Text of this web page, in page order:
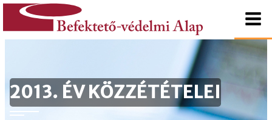
tartalomhoz
Alap
2013. ÉV KÖZZÉTÉTELEI